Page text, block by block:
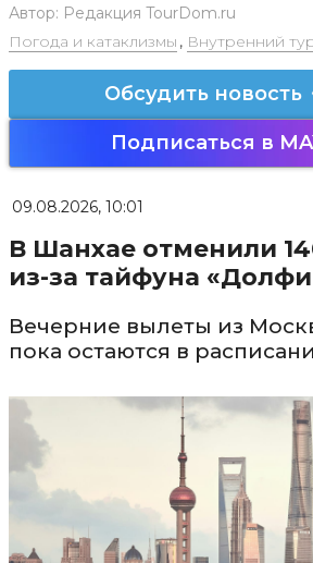
Автор: Редакция TourDom.ru
Погода и катаклизмы , Внутренний
Обсудить новость
Подписаться в
09.08.2026, 10:01
В Шанхае отменили
из-за тайфуна
Вечерние вылеты из
пока остаются в